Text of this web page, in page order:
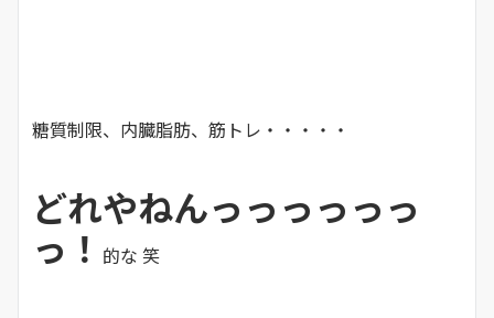
糖質制限、内臓脂肪、筋トレ・・・・・
どれやねんっっっっっっ
っ！ 的な 笑